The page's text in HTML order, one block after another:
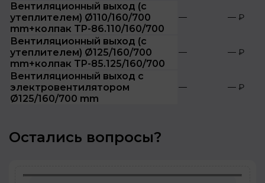
Вентиляционный выход (с
утеплителем) Ø110/160/700
mm+колпак TP-86.110/160/700
— — ₽
Вентиляционный выход (с
утеплителем) Ø125/160/700
mm+колпак TP-85.125/160/700
— — ₽
Вентиляционный выход с
электровентилятором
Ø125/160/700 mm
— — ₽
Остались вопросы?